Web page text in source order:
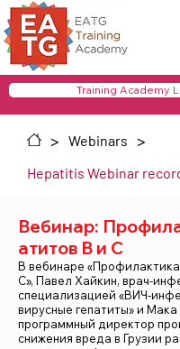
Training Academy
> Webinars >
Вебинар:
атитов B и C
В вебинаре «Профилактика
C», Павел Хайкин, врач-
специализацией «ВИЧ-
вирусные гепатиты» и Мака
программный директор
снижения вреда в Грузии